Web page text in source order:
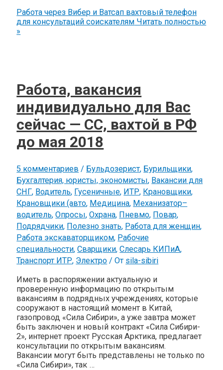
Работа через Вибер и Ватсап вахтовый телефон
для консультаций соискателям Читать полностью
»
Работа, вакансия
индивидуально для Вас
сейчас — СС, вахтой в РФ
до мая 2018
5 комментариев / Бульдозерист, Бурильщики,
Бухгалтерия, юристы, экономисты, Вакансии для
СНГ, Водитель, Гусеничные, ИТР, Крановщики,
Крановщики (авто, Медицина, Механизатор–
водитель,Опросы,Охрана, Пневмо, Повар,
Подрядчики, Полезно знать, Работа для женщин,
Работа экскаваторщиком, Рабочие
специальности,Сварщики,Слесарь КИПиА,
Транспорт ИТР, Электро / От sila-sibiri
Иметь в распоряжении актуальную и
проверенную информацию по открытым
вакансиям в подрядных учреждениях, которые
сооружают в настоящий момент в Китай,
газопровод «Сила Сибири», а уже завтра может
быть заключен и новый контракт «Сила Сибири-
2», интернет проект Русская Арктика, предлагает
консультации по открытым вакансиям.
Вакансии могут быть представлены не только по
«Сила Сибири», так …